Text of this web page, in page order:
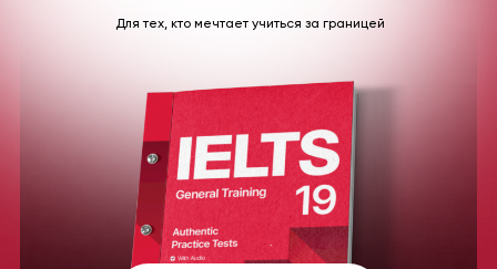
Для тех, кто мечтает учиться за границей